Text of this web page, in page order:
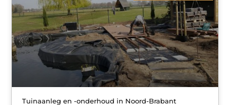
Tuinaanleg en -onderhoud in Noord-Brabant